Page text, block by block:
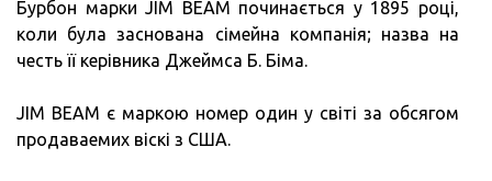
Бурбон марки JIM BEAM починається у 1895 році,
коли була заснована сімейна компанія; назва на
честь її керівника Джеймса Б. Біма.
JIM BEAM є маркою номер один у світі за обсягом
продаваемих віскі з США.